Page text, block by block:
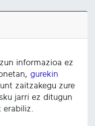
informazioa ez
gurekin
zaitzakegu zure
jarri ez ditugun